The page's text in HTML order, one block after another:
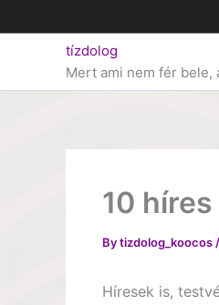
to
tízdolog
Mert ami nem fér bele,
10
Bytizdolog_koocos /
Híresek is,